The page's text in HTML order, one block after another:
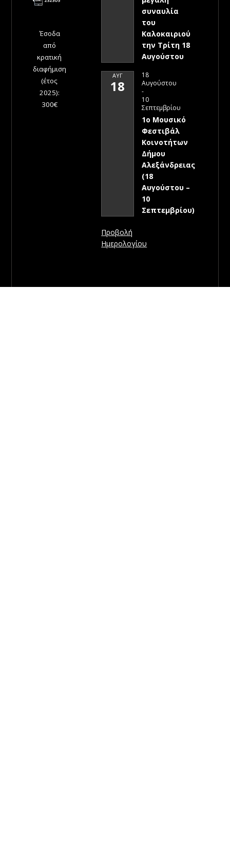
Έσοδα
από
κρατική
διαφήμιση
(έτος
2025):
300€
συναυλία
του
Καλοκαιριού
την Τρίτη 18
Αυγούστου
ΑΥΓ
18
18
Αυγούστου
-
10
Σεπτεμβρίου
1ο Μουσικό
Φεστιβάλ
Κοινοτήτων
Δήμου
Αλεξάνδρειας
(18
Αυγούστου –
10
Σεπτεμβρίου)